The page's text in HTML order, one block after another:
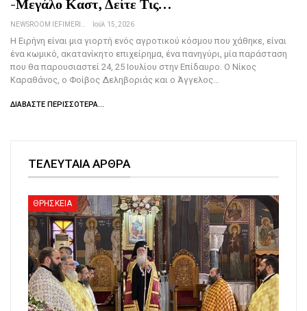
-Μεγάλο Καστ, Δείτε Τις…
NEWSROOM IEFIMERIDA.GR Ιούλ 15, 2026
H Ειρήνη είναι μια γιορτή ενός αγροτικού κόσμου που χάθηκε, είναι
ένα κωμικό, ακατανίκητο επιχείρημα, ένα πανηγύρι, μία παράσταση
που θα παρουσιαστεί 24, 25 Ιουλίου στην Επίδαυρο. Ο Νίκος
Καραθάνος, ο Φοίβος Δεληβοριάς και ο Άγγελος…
ΔΙΑΒΆΣΤΕ ΠΕΡΙΣΣΌΤΕΡΑ...
ΤΕΛΕΥΤΑΙΑ ΑΡΘΡΑ
ΘΡΗΣΚΕΙΑ